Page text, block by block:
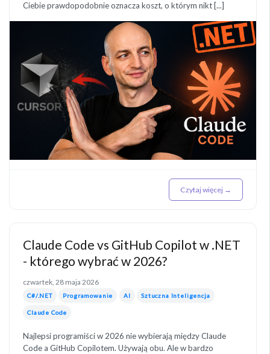
Ciebie prawdopodobnie oznacza koszt, o którym nikt [...]
Czytaj więcej →
Claude Code vs GitHub Copilot w .NET
- którego wybrać w 2026?
czwartek, 28 maja 2026
C#/.NET Programowanie AI Sztuczna Inteligencja
Claude Code
Najlepsi programiści w 2026 nie wybierają między Claude
Code a GitHub Copilotem. Używają obu. Ale w bardzo